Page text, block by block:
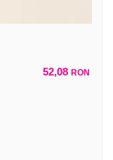
52,08 RON